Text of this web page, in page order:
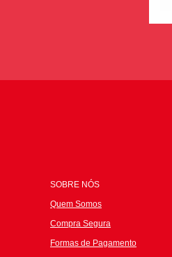
SOBRE NÓS
Quem Somos
Compra Segura
Formas de Pagamento